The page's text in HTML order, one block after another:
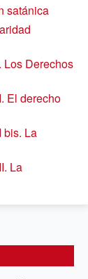
satánica
Los Derechos
El derecho
bis. La
La